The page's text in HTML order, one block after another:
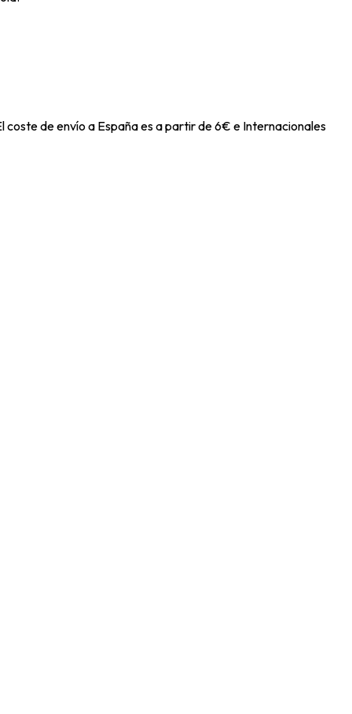
coste de envío a España es a partir de 6€ e Internacionales